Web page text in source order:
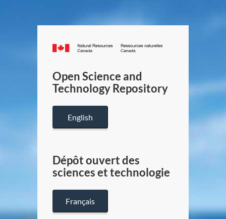
Canada.ca
/
Canada
Open Science and
Technology Repository
English
Dépôt ouvert des
sciences et technologie
Français